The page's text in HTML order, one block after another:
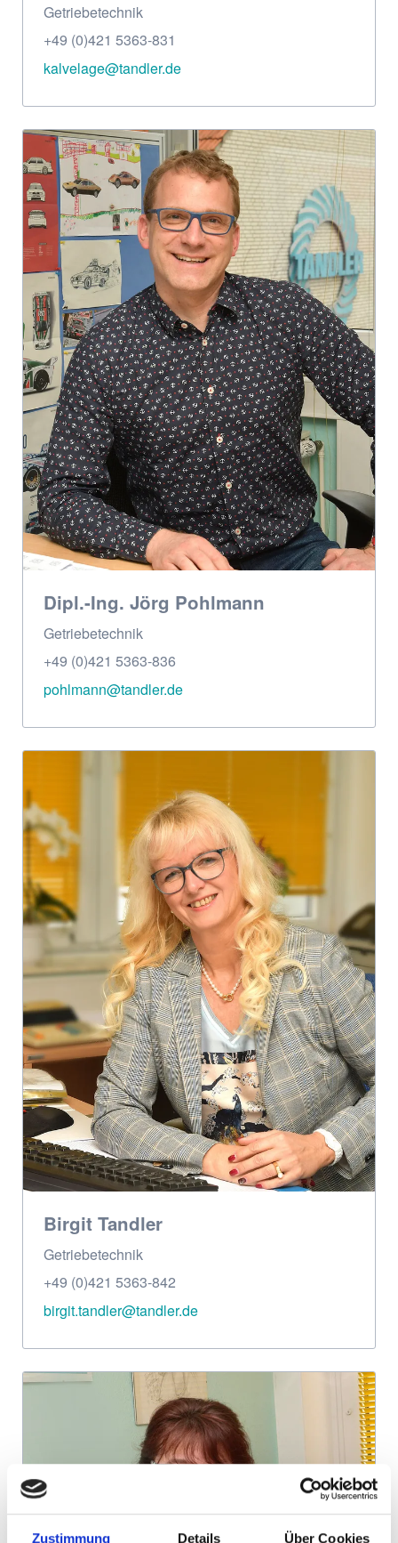
Zustimmung Details Über Cookies
Getriebe­technik
+49 (0)421 5363-831
kalvelage@tandler.de
Dipl.-Ing. Jörg Pohlmann
Getriebe­technik
+49 (0)421 5363-836
pohlmann@tandler.de
Birgit Tandler
Getriebetechnik
+49 (0)421 5363-842
birgit.tandler@tandler.de